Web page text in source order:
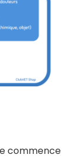
commence